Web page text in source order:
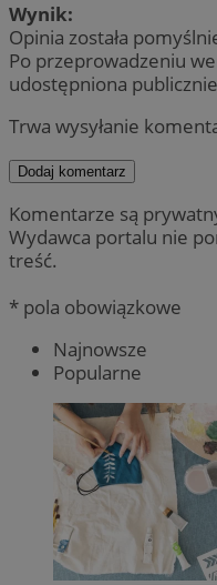
Wynik:
Opinia została
Po przeprowadzeniu
udostępniona
Trwa wysyłanie
Dodaj komentarz
Komentarze są
Wydawca portalu nie
treść.
* pola obowiązkowe
Najnowsze
Popularne